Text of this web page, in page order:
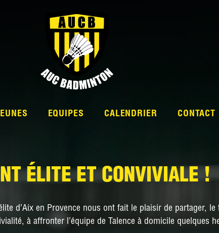
EQUIPES
L’ÉQUIPE
NATIONALE 3
CALENDRIER CONTACT
ÉLITE ET CONVIVIALE !
d’Aix en Provence nous ont fait le plaisir de partager,
à affronter l’équipe de Talence à domicile quelques